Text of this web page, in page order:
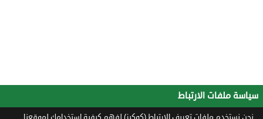
سياسة ملفات الارتباط